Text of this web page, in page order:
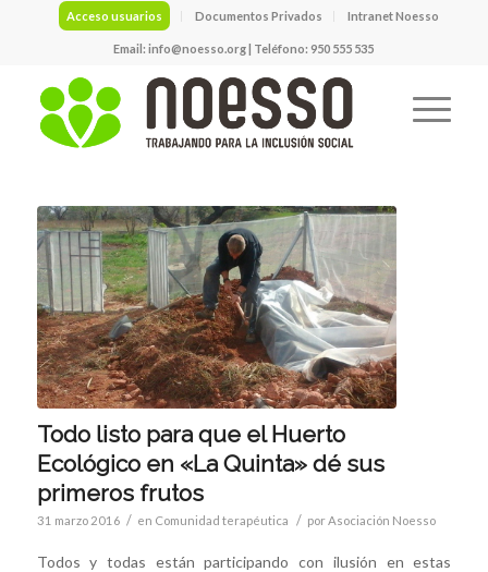
Acceso usuarios Documentos Privados Intranet Noesso
Email:info@noesso.org| Teléfono: 950 555 535
Todo listo para que el Huerto
Ecológico en «La Quinta» dé sus
primeros frutos
31 marzo 2016 / en Comunidad terapéutica / porAsociación Noesso
Todos y todas están participando con ilusión en estas